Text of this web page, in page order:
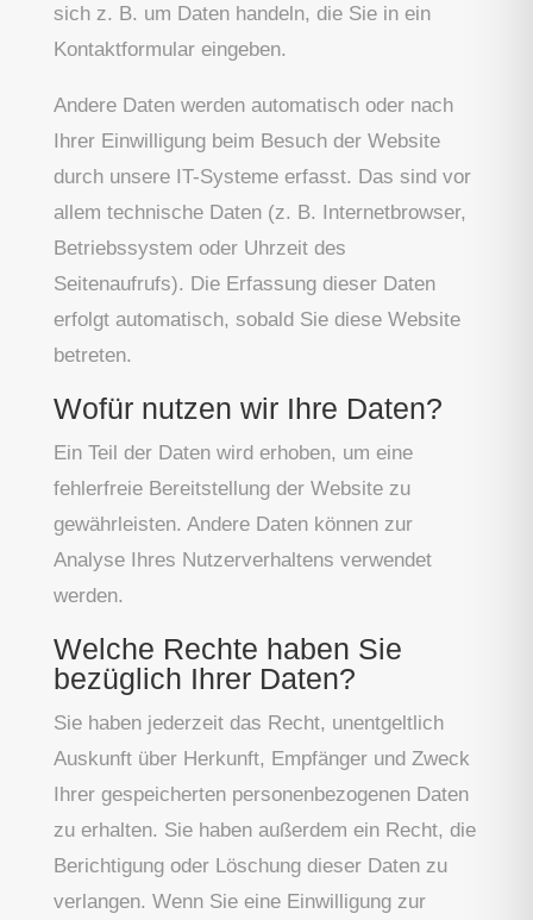
sich z. B. um Daten handeln, die Sie in ein
Kontaktformular eingeben.
Andere Daten werden automatisch oder nach
Ihrer Einwilligung beim Besuch der Website
durch unsere IT-Systeme erfasst. Das sind vor
allem technische Daten (z. B. Internetbrowser,
Betriebssystem oder Uhrzeit des
Seitenaufrufs). Die Erfassung dieser Daten
erfolgt automatisch, sobald Sie diese Website
betreten.
Wofür nutzen wir Ihre Daten?
Ein Teil der Daten wird erhoben, um eine
fehlerfreie Bereitstellung der Website zu
gewährleisten. Andere Daten können zur
Analyse Ihres Nutzerverhaltens verwendet
werden.
Welche Rechte haben Sie
bezüglich Ihrer Daten?
Sie haben jederzeit das Recht, unentgeltlich
Auskunft über Herkunft, Empfänger und Zweck
Ihrer gespeicherten personenbezogenen Daten
zu erhalten. Sie haben außerdem ein Recht, die
Berichtigung oder Löschung dieser Daten zu
verlangen. Wenn Sie eine Einwilligung zur